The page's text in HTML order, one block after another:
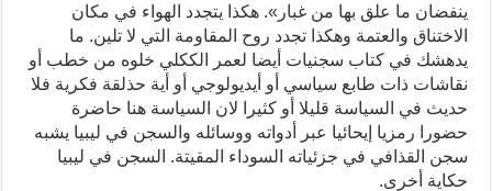
ينفضان ما علق بها من غبار». هكذا يتجدد الهواء في مكان
الاختناق والعتمة وهكذا تجدد روح المقاومة التي لا تلين. ما
يدهشك في كتاب سجنيات أيضا لعمر الككلي خلوه من خطب أو
نقاشات ذات طابع سياسي أو أيديولوجي أو أية حذلقة فكرية فلا
حديث في السياسة قليلا أو كثيرا لان السياسة هنا حاضرة
حضورا رمزيا إيحائيا عبر أدواته ووسائله والسجن في ليبيا يشبه
سجن القذافي في جزئياته السوداء المقيتة. السجن في ليبيا
حكاية أخرى.